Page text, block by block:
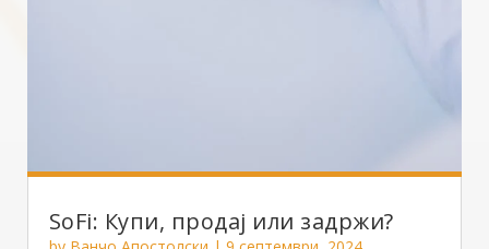
SoFi: Купи, продај или задржи?